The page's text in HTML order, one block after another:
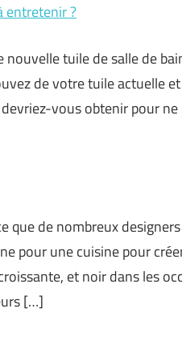
entretenir ?
tuile de salle de
de votre tuile actuelle
vous obtenir pour
que de nombreux
pour une cuisine pour
et noir dans les
[…]